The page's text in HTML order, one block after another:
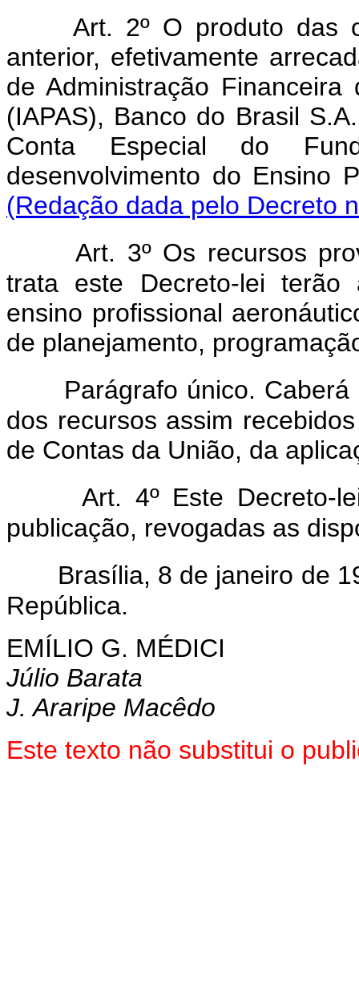
Art. 2º O produto das
anterior, efetivamente
de Administração
(IAPAS), Banco do Brasil
Conta Especial do
desenvolvimento do
(Redação dada pelo Decreto
Art. 3º Os recursos
trata este Decreto-lei terão
ensino profissional
de planejamento,
Parágrafo único.
dos recursos assim
de Contas da União, da
Art. 4º Este Decreto-
publicação, revogadas as
Brasília, 8 de janeiro de
República.
EMÍLIO G. MÉDICI
Júlio Barata
J. Araripe Macêdo
Este texto não substitui o